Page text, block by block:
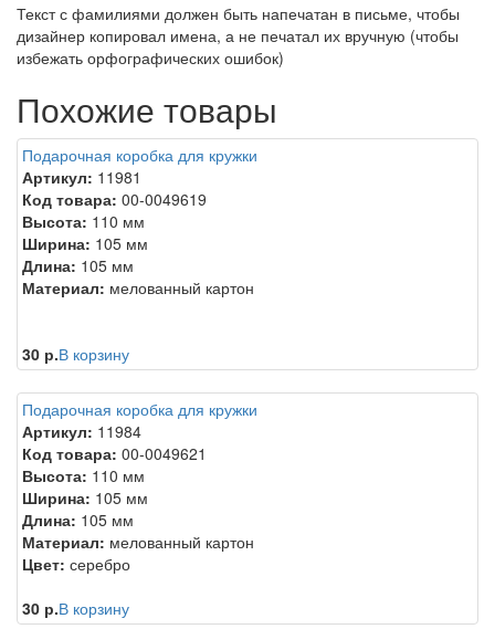
Текст с фамилиями должен быть напечатан в письме, чтобы
дизайнер копировал имена, а не печатал их вручную (чтобы
избежать орфографических ошибок)
Похожие товары
Подарочная коробка для кружки
Артикул: 11981
Код товара: 00-0049619
Высота: 110 мм
Ширина: 105 мм
Длина: 105 мм
Материал: мелованный картон
30 р.В корзину
Подарочная коробка для кружки
Артикул: 11984
Код товара: 00-0049621
Высота: 110 мм
Ширина: 105 мм
Длина: 105 мм
Материал: мелованный картон
Цвет: серебро
30 р.В корзину